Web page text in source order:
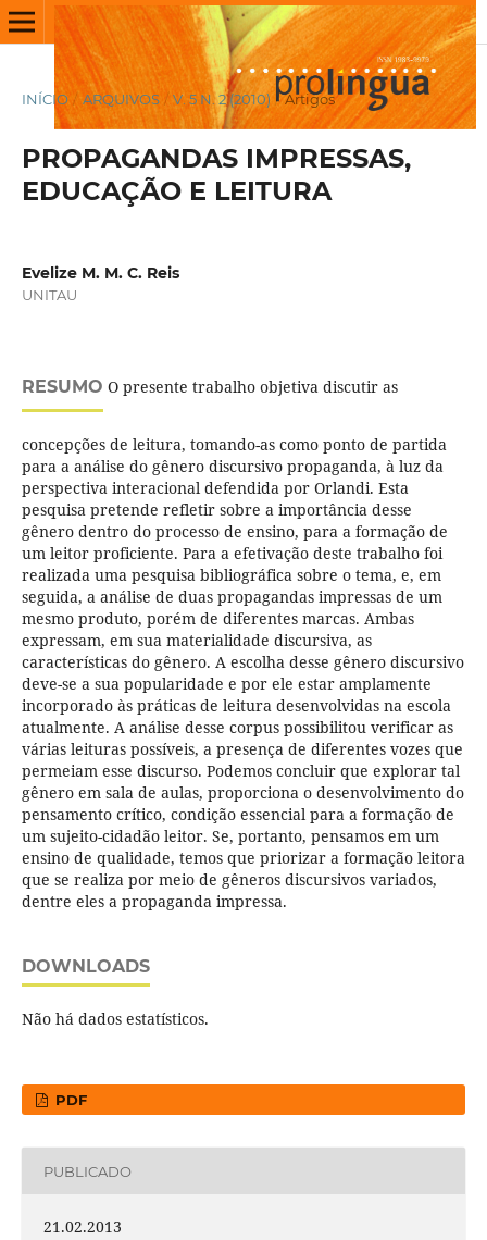
INÍCIO / ARQUIVOS / V. 5 N. 2 (2010) / Artigos
PROPAGANDAS IMPRESSAS,
EDUCAÇÃO E LEITURA
Evelize M. M. C. Reis
UNITAU
RESUMO O presente trabalho objetiva discutir as
concepções de leitura, tomando-as como ponto de partida
para a análise do gênero discursivo propaganda, à luz da
perspectiva interacional defendida por Orlandi. Esta
pesquisa pretende refletir sobre a importância desse
gênero dentro do processo de ensino, para a formação de
um leitor proficiente. Para a efetivação deste trabalho foi
realizada uma pesquisa bibliográfica sobre o tema, e, em
seguida, a análise de duas propagandas impressas de um
mesmo produto, porém de diferentes marcas. Ambas
expressam, em sua materialidade discursiva, as
características do gênero. A escolha desse gênero discursivo
deve-se a sua popularidade e por ele estar amplamente
incorporado às práticas de leitura desenvolvidas na escola
atualmente. A análise desse corpus possibilitou verificar as
várias leituras possíveis, a presença de diferentes vozes que
permeiam esse discurso. Podemos concluir que explorar tal
gênero em sala de aulas, proporciona o desenvolvimento do
pensamento crítico, condição essencial para a formação de
um sujeito-cidadão leitor. Se, portanto, pensamos em um
ensino de qualidade, temos que priorizar a formação leitora
que se realiza por meio de gêneros discursivos variados,
dentre eles a propaganda impressa.
DOWNLOADS
Não há dados estatísticos.
PDF
PUBLICADO
21.02.2013